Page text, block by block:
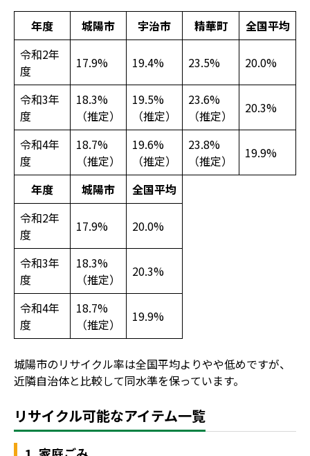
年度 城陽市 宇治市 精華町
全国平均
令和2年
度
17.9% 19.4% 23.5% 20.0%
令和3年
度
18.3%
（推定）
19.5%
（推定）
23.6%
（推定）
20.3%
令和4年
度
18.7%
（推定）
19.6%
（推定）
23.8%
（推定）
19.9%
年度 城陽市
全国平均
令和2年
度
17.9% 20.0%
令和3年
度
18.3%
（推定）
20.3%
令和4年
度
18.7%
（推定）
19.9%
城陽市のリサイクル率は全国平均よりやや低めですが、
近隣自治体と比較して同水準を保っています。
リサイクル可能なアイテム一覧